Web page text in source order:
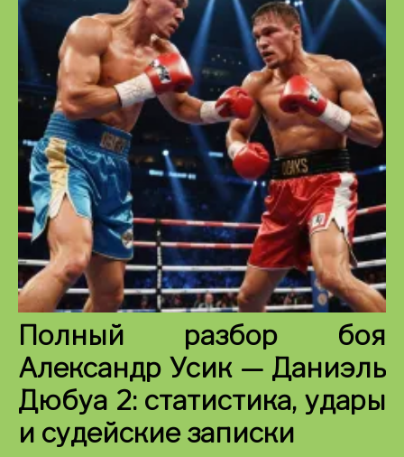
Полный разбор боя
Александр Усик — Даниэль
Дюбуа 2: статистика, удары
и судейские записки